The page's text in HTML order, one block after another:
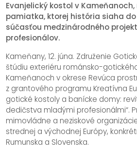
Evanjelický kostol v
pamiatka, ktorej história siaha do
súčasťou medzinárodného
profesionálov.
Kameňany, 12. júna. Združenie
štúdiu exteriéru románsko-
Kameňanoch v okrese Revúca
z grantového programu Kreatívna
gotické kostoly a banícke domy:
dedičstva mladými profesionálmi“.
mimovládne a neziskové
strednej a východnej Európy,
Rumunska a Slovenska.